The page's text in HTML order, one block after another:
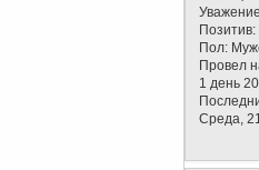
Позитив:
Пол:
Провел
1 день
Среда,